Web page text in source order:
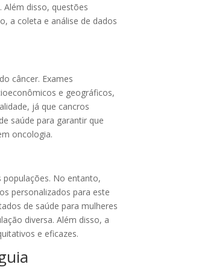
Além disso, questões
a coleta e análise de dados
câncer. Exames
e geográficos,
já que cancros
saúde para garantir que
oncologia.
populações. No entanto,
personalizados para este
de saúde para mulheres
diversa. Além disso, a
e eficazes.